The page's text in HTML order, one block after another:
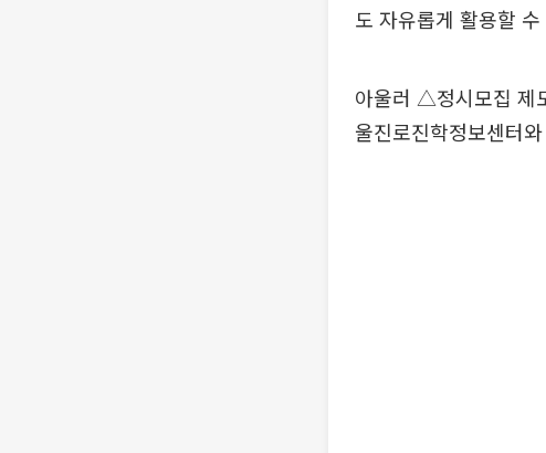
도 자유롭게 활용할 수
아울러 △정시모집 제
울진로진학정보센터